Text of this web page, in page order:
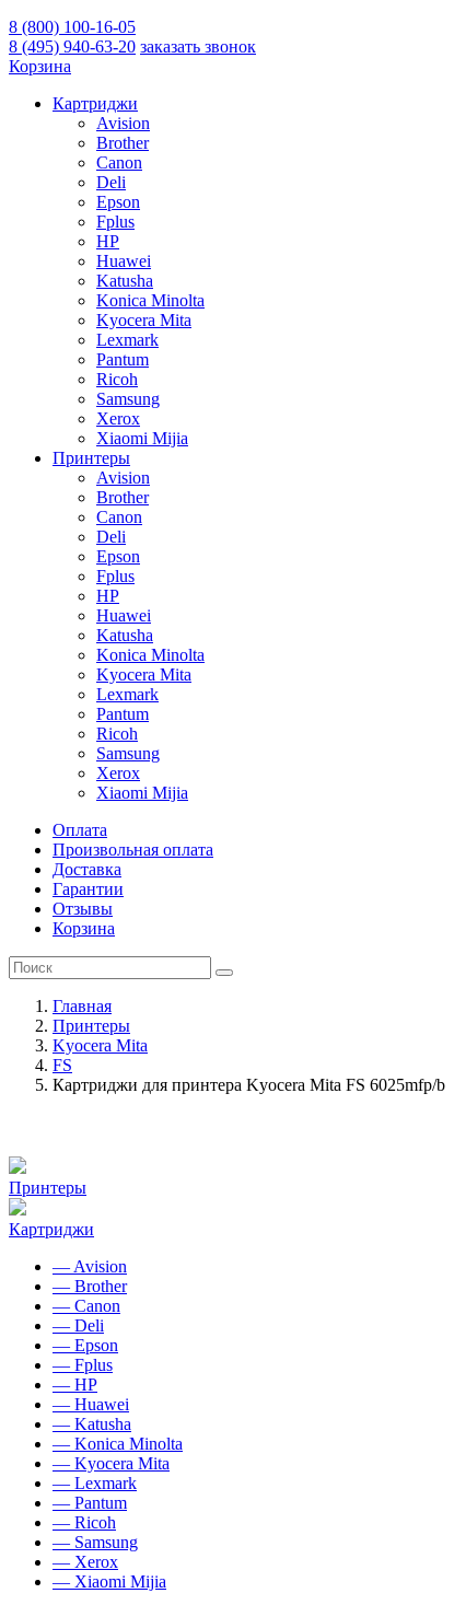
8 (800) 100-16-05
8 (495) 940-63-20 заказать звонок
Корзина
Картриджи
Avision
Brother
Canon
Deli
Epson
Fplus
HP
Huawei
Katusha
Konica Minolta
Kyocera Mita
Lexmark
Pantum
Ricoh
Samsung
Xerox
Xiaomi Mijia
Принтеры
Avision
Brother
Canon
Deli
Epson
Fplus
HP
Huawei
Katusha
Konica Minolta
Kyocera Mita
Lexmark
Pantum
Ricoh
Samsung
Xerox
Xiaomi Mijia
Оплата
Произвольная оплата
Доставка
Гарантии
Отзывы
Корзина
Главная
Принтеры
Kyocera Mita
FS
Картриджи для принтера Kyocera Mita FS 6025mfp/b
Принтеры
Картриджи
— Avision
— Brother
— Canon
— Deli
— Epson
— Fplus
— HP
— Huawei
— Katusha
— Konica Minolta
— Kyocera Mita
— Lexmark
— Pantum
— Ricoh
— Samsung
— Xerox
— Xiaomi Mijia